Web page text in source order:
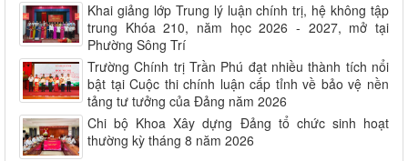
Khai giảng lớp Trung lý luận chính trị, hệ không tập
trung Khóa 210, năm học 2026 - 2027, mở tại
Phường Sông Trí
Trường Chính trị Trần Phú đạt nhiều thành tích nổi
bật tại Cuộc thi chính luận cấp tỉnh về bảo vệ nền
tảng tư tưởng của Đảng năm 2026
Chi bộ Khoa Xây dựng Đảng tổ chức sinh hoạt
thường kỳ tháng 8 năm 2026